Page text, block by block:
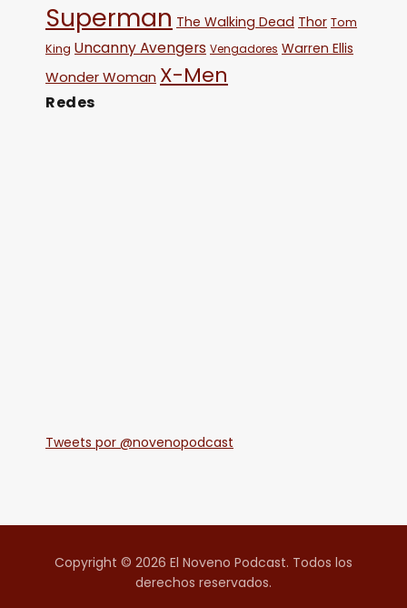
Superman The Walking Dead Thor Tom
King Uncanny Avengers Vengadores Warren Ellis
Wonder Woman X-Men
Redes
Tweets por @novenopodcast
Copyright © 2026 El Noveno Podcast. Todos los
derechos reservados.